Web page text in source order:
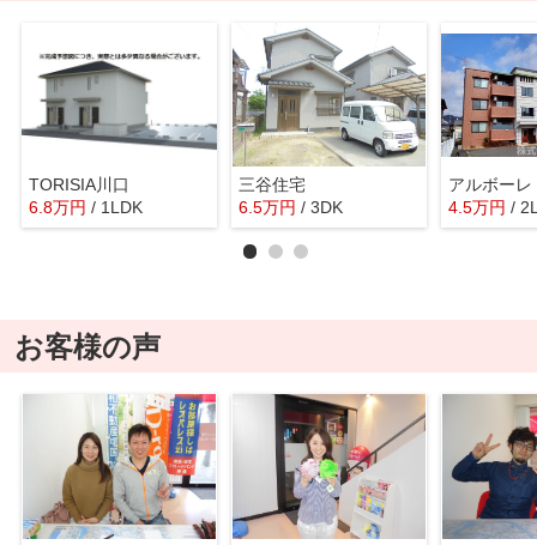
TORISIA川口
6.8万円 / 1LDK
三谷住宅
6.5万円 / 3DK
アルボーレ
4.5万円 /
お客様の声